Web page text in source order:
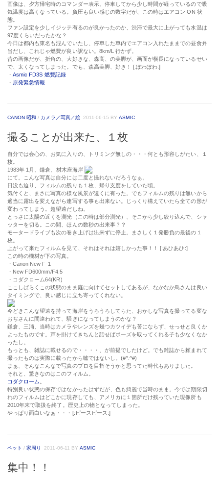
画像は、夕方帰宅時のコマンダー表示。停車してから少し時間が経っているので吸
気温度は高くなっている。負圧も良い感じの数字だが、この時はエアコン ON 状
態。
ファン設定を少しイジッテ有るのが良かったのか、渋滞で最大に上がっても水温は
97度くらいだったかな？
今日は都内も東名も混んでいたし、停車した車内でエアコン入れたままでの昼食弁
当だし、これじゃ燃費が良い訳ない。8km/L 行かず。
昔の画像だが、折角の、大好きな、森高、の美脚が、画面が横長になっているせい
で、太くなってしまった。でも、森高美脚、好き！ [:ぽわぽわ:]
・Asmic FD3S 燃費記録
・ 原発緊急情報
CANON 昭和 / カメラ／写真／絵 2011-06-15 BYASMIC
撮ることが出来た、１枚
自分では会心の、お気に入りの、トリミング無しの・・・何とも形容しがたい、１
枚。
1983年 1月、鎌倉、材木座海岸
にて。こんな写真は自分には二度と撮れないだろうなぁ。
日没も迫り、フィルムの残りも１枚、帰り支度をしていた頃。
気付くと、まさに写真の様な風景が遠くに有った。でもフィルムの残りは無いから
適当に露出を変えながら連写する事も出来ない。じっくり構えていたら全ての形が
変わってしまう。超望遠だしね。
とっさに太陽の近くを測光（この時は部分測光）、そこから少し絞り込んで、シャ
ッターを切る。この間、ほんの数秒の出来事？？
モータードライブも次の巻き上げは出来ずに停止。まさしく１発勝負の最後の１
枚。
上がって来たフィルムを見て、それはそれは嬉しかった事！！ [:あひあひ:]
この時の機材が下の写真。
・Canon New F-1
・New FD600mm/F4.5
・コダクローム64(KR)
ここしばらくこの状態のまま庭に向けてセットしてあるが、なかなか鳥さんは良い
タイミングで、良い感じに立ち寄ってくれない。
今どきこんな望遠を持って海岸をうろうろしてらた、おかしな写真を撮ってる変な
おぢさんに間違われて、騒ぎになってしまうのかな？
鎌倉、三浦、当時はカメラやレンズを幾つカツイデも苦にならず、せっせと良くか
よったものです。声を掛けてきちんと話せばポーズを取ってくれる子も少なくなか
ったし。
もっとも、雑誌に載せるので・・・・、が前提でしたけど。でも雑誌から頼まれて
撮ったものは実際に載ったから嘘ではないし。(#^.^#)
まぁ、そんなこんなで写真のプロを目指そうかと思ってた時代もありました。
それと、驚きなのはこのフィルム。
コダクローム
特別良い状態の保存ではなかったはずだが、色も綺麗で当時のまま。今では期限切
れのフィルムはどこかに現存しても、アメリカに１箇所だけ残っていた現像所も
2010年末で取扱を終了。歴史上の物となってしまった。
やっぱり面白いなぁ・・・[:ピースピース:]
ペット /家周り 2011-06-11 BY ASMIC
集中！！